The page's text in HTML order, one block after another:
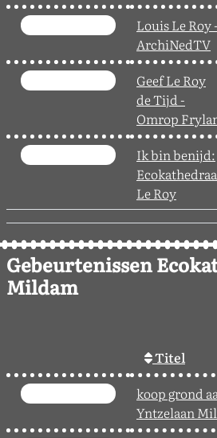
Louis Le Roy -
ArchiNedTV
Geef Le Roy
de Tijd -
Omrop
Ik bin benijd:
Le Roy
Gebeurtenissen
Mildam
Titel
koop grond
Yntzelaan